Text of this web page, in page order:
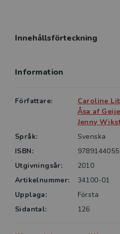
skrivundervisningen inom
skrivundervisningens
samt vilka kunskaper och
skriverfarenheter eleverna
har med sig in i skolarbetet.
utforskandet ges läraren
synnerhet till dem som
13 år.
Innehållsförteckning
Information
Författare:
Caroline
Åsa af
Jenny
Språk:
Svenska
ISBN:
Utgivningsår:
2010
Artikelnummer:
34100-01
Upplaga:
Första
Sidantal:
126